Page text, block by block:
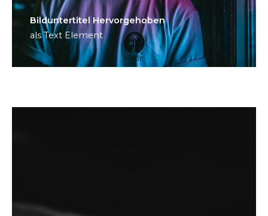
Bild­unter­titel Hervorgehoben
als Text Element